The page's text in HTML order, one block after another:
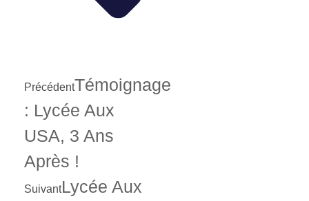
PrécédentTémoignage
: Lycée Aux
USA, 3 Ans
Après !
SuivantLycée Aux